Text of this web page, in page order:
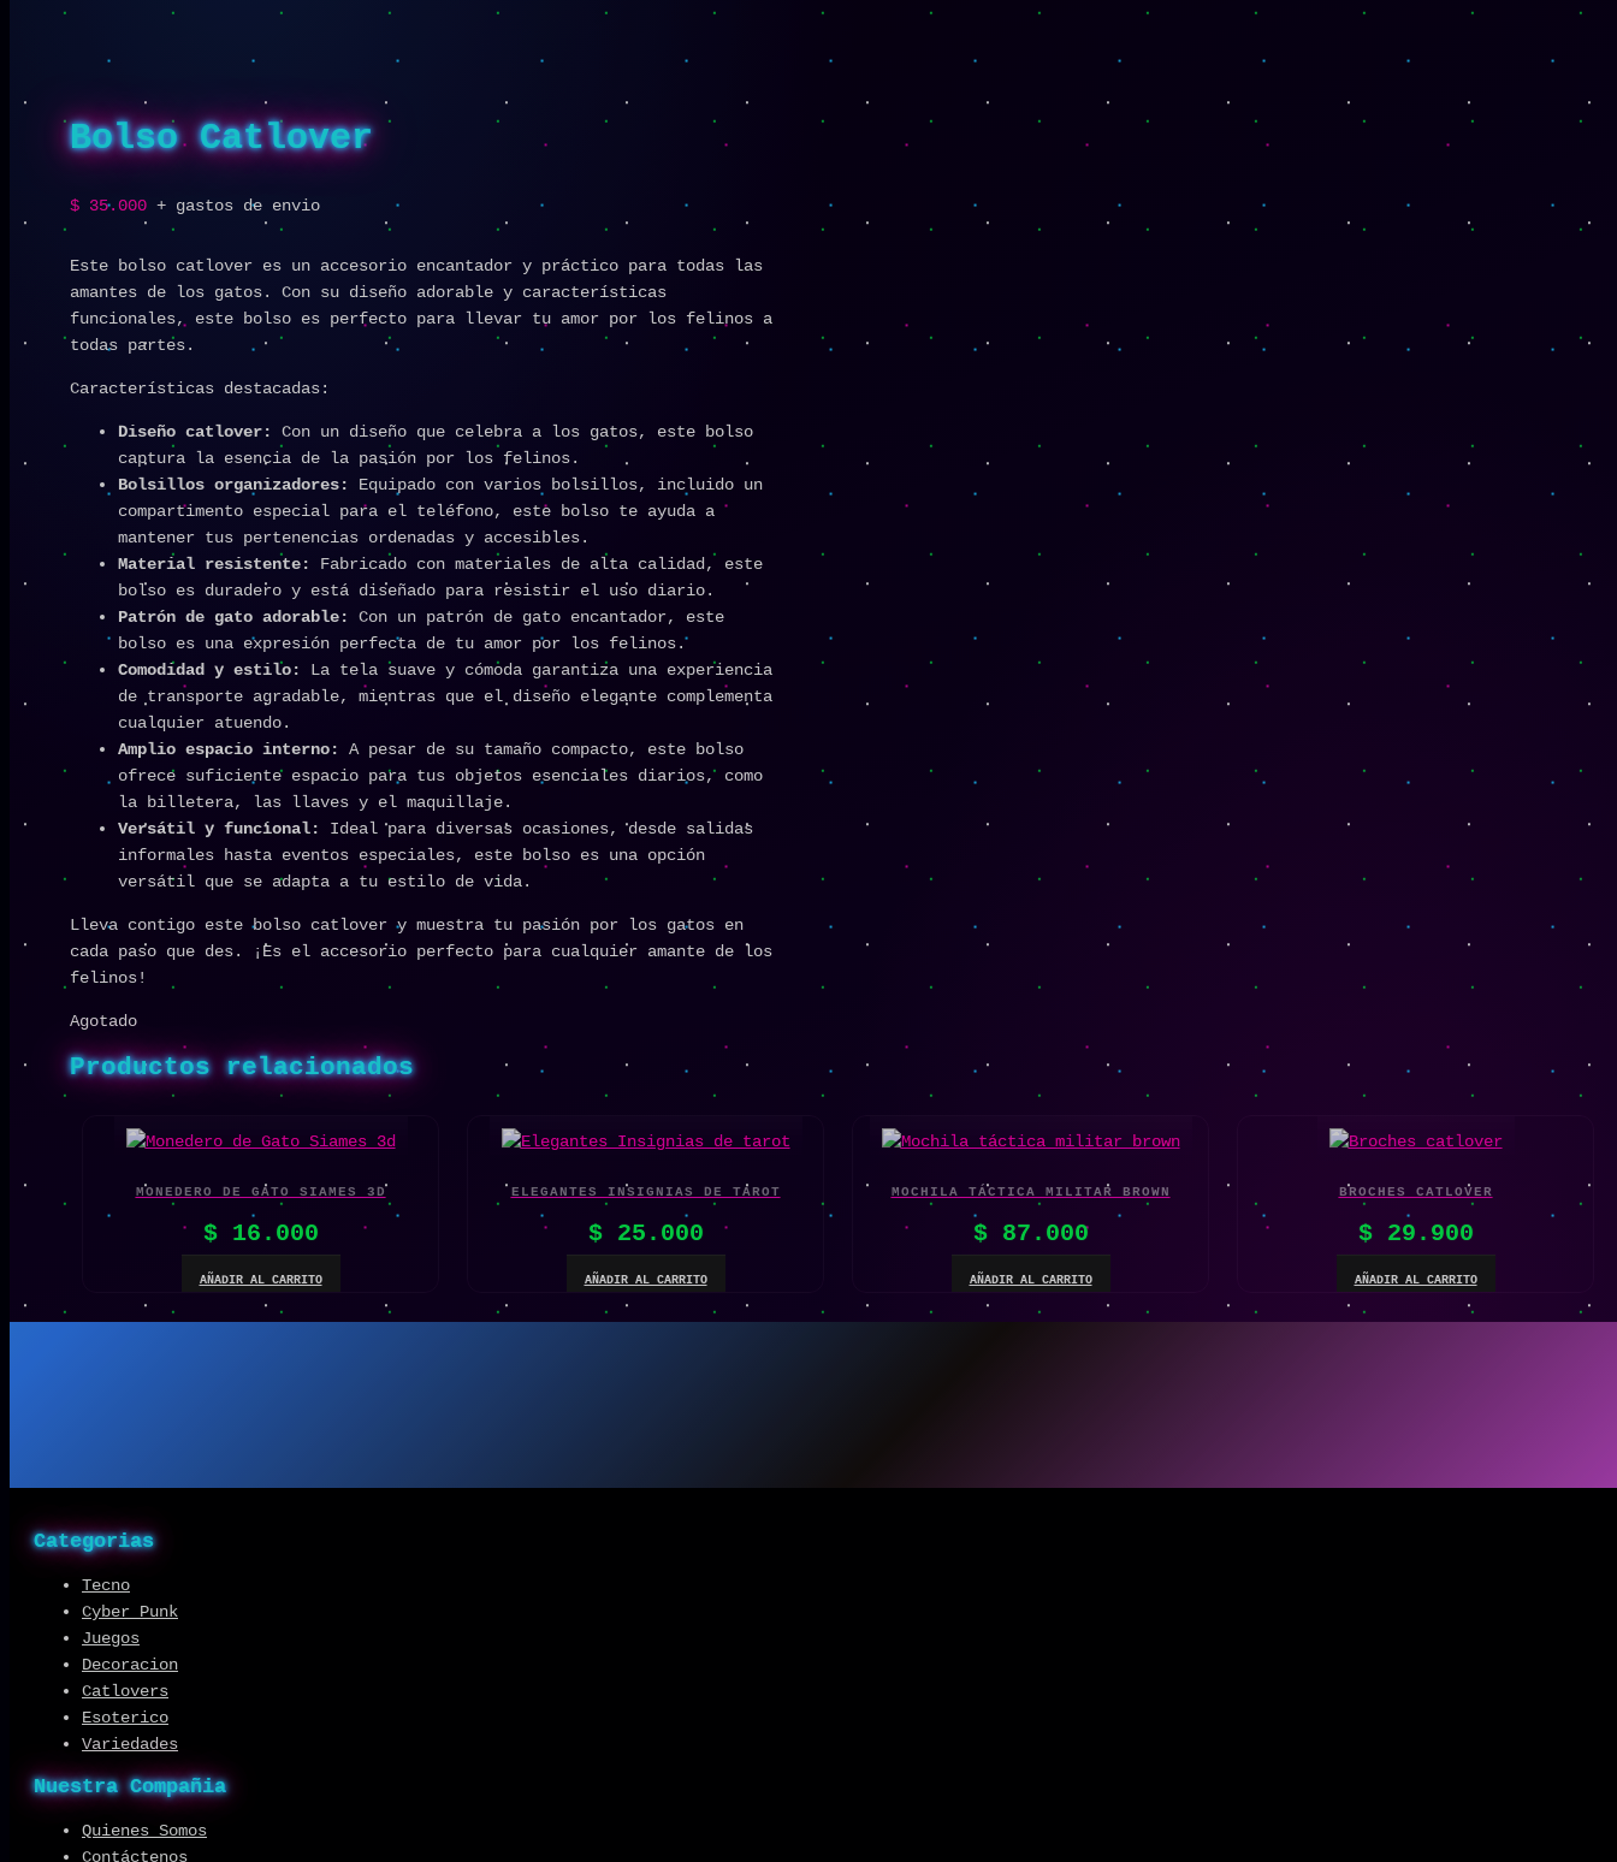
Bolso Catlover
$ 35.000 + gastos de envio
Este bolso catlover es un accesorio encantador y práctico para todas las
amantes de los gatos. Con su diseño adorable y características
funcionales, este bolso es perfecto para llevar tu amor por los felinos a
todas partes.
Características destacadas:
Diseño catlover:
Con un diseño que celebra a los gatos, este bolso
captura la esencia de la pasión por los felinos.
Bolsillos organizadores:
Equipado con varios bolsillos, incluido un
compartimento especial para el teléfono, este bolso te ayuda a
mantener tus pertenencias ordenadas y accesibles.
Material resistente:
Fabricado con materiales de alta calidad, este
bolso es duradero y está diseñado para resistir el uso diario.
Patrón de gato adorable:
Con un patrón de gato encantador, este
bolso es una expresión perfecta de tu amor por los felinos.
Comodidad y estilo:
La tela suave y cómoda garantiza una experiencia
de transporte agradable, mientras que el diseño elegante complementa
cualquier atuendo.
Amplio espacio interno:
A pesar de su tamaño compacto, este bolso
ofrece suficiente espacio para tus objetos esenciales diarios, como
la billetera, las llaves y el maquillaje.
Versátil y funcional:
Ideal para diversas ocasiones, desde salidas
informales hasta eventos especiales, este bolso es una opción
versátil que se adapta a tu estilo de vida.
Lleva contigo este bolso catlover y muestra tu pasión por los gatos en
cada paso que des. ¡Es el accesorio perfecto para cualquier amante de los
felinos!
Agotado
Productos relacionados
MONEDERO DE GATO SIAMES 3D
$16.000
AÑADIR AL CARRITO
ELEGANTES INSIGNIAS DE TAROT
$25.000
AÑADIR AL CARRITO
MOCHILA TÁCTICA MILITAR BROWN
$87.000
AÑADIR AL CARRITO
BROCHES CATLOVER
$29.900
AÑADIR AL CARRITO
Categorias
Tecno
Cyber Punk
Juegos
Decoracion
Catlovers
Esoterico
Variedades
Nuestra Compañia
Quienes Somos
Contáctenos